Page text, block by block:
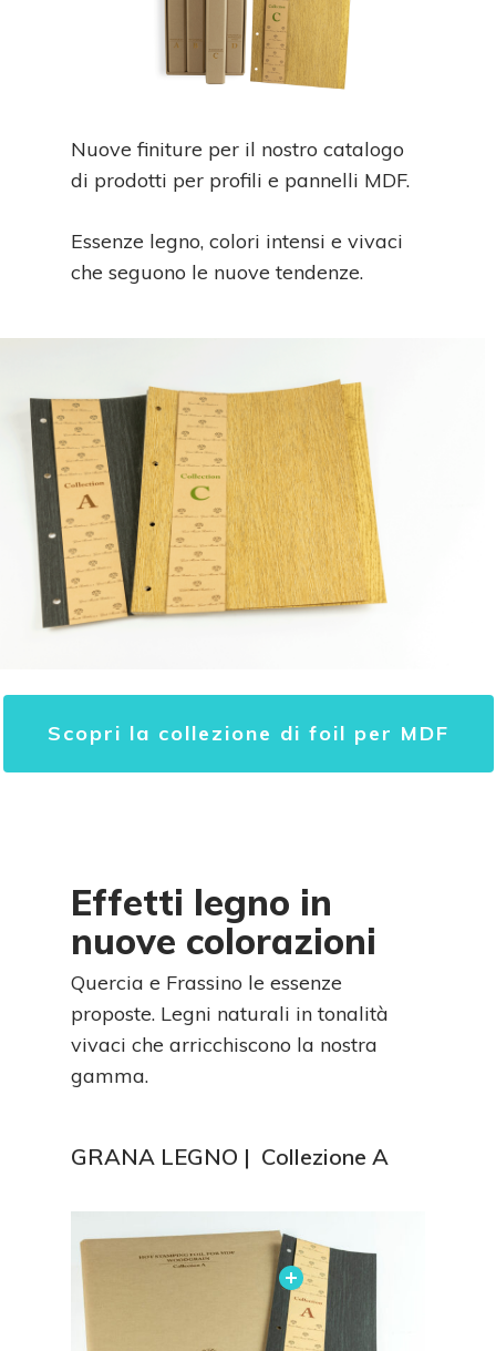
Nuove finiture per il nostro catalogo
di prodotti per profili e pannelli MDF.
Essenze legno, colori intensi e vivaci
che seguono le nuove tendenze.
Scopri la collezione di foil per MDF
Effetti legno in
nuove colorazioni
Quercia e Frassino le essenze
proposte. Legni naturali in tonalità
vivaci che arricchiscono la nostra
gamma.
GRANA LEGNO | Collezione A